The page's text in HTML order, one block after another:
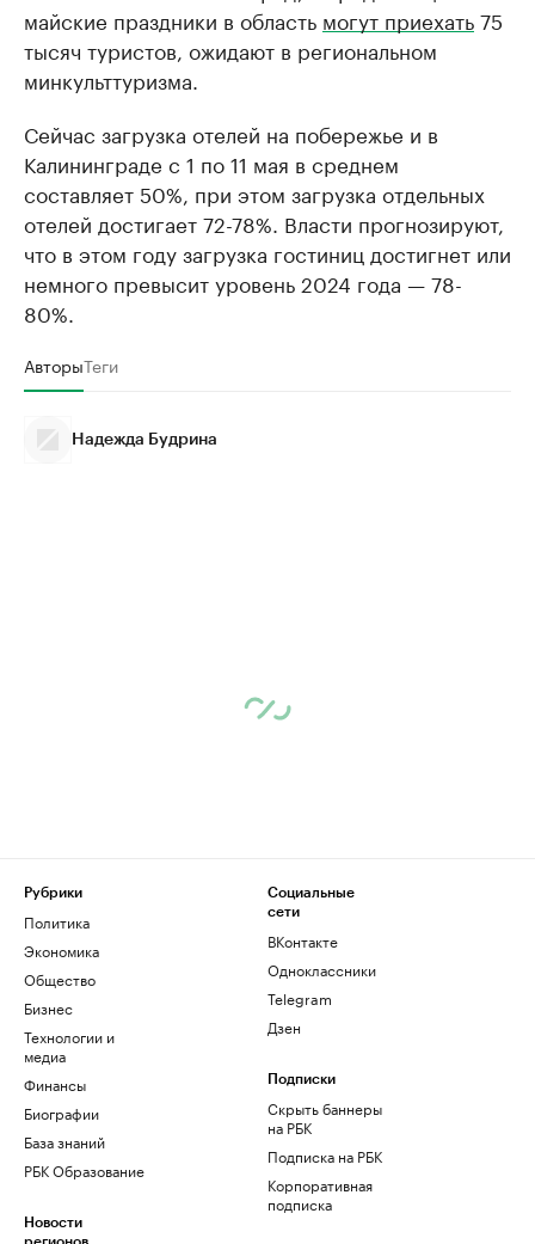
майские праздники в область могут приехать75
тысяч туристов, ожидают в региональном
минкульттуризма.
Сейчас загрузка отелей на побережье и в
Калининграде с 1 по 11 мая в среднем
составляет 50%, при этом загрузка отдельных
отелей достигает 72-78%. Власти прогнозируют,
что в этом году загрузка гостиниц достигнет или
немного превысит уровень 2024 года — 78-
80%.
АвторыТеги
Надежда Будрина
Рубрики
Политика
Экономика
Общество
Бизнес
Технологии и
медиа
Финансы
Биографии
База знаний
РБК Образование
Новости
Социальные
сети
ВКонтакте
Одноклассники
Telegram
Дзен
Подписки
Скрыть баннеры
на РБК
Подписка на РБК
Корпоративная
подписка